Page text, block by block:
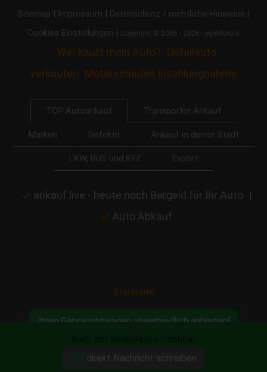
Sitemap | Impressum | Datenschutz / rechtliche Hinweise |
Cookies Einstellungen | Copyright © 2005 - 2026 - egeMotors
Wer kauft mein Auto? Unfallauto
verkaufen
Motorschaden Inzahlungnahme
TOP Autoankauf Transporter Ankauf
Marken Defekte Ankauf in deiner Stadt
LKW, BUS und KFZ Export
ankauf.live - heute noch Bargeld für Ihr Auto |
Auto Abkauf
Startseite
Ihren Gebrauchtwagen unverbindlich anbieten!
Auch per WhatsApp erreichbar
direkt Nachricht schreiben